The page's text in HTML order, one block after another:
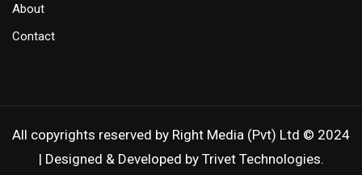
About
Contact
All copyrights reserved by Right Media (Pvt) Ltd © 2024
| Designed & Developed by Trivet Technologies.